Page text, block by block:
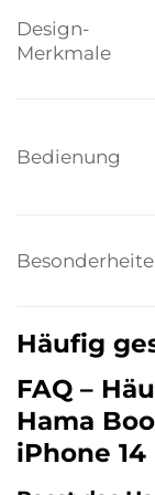
Design-
Merkmale
Bedienung
Häufig
FAQ –
Hama
iPhone